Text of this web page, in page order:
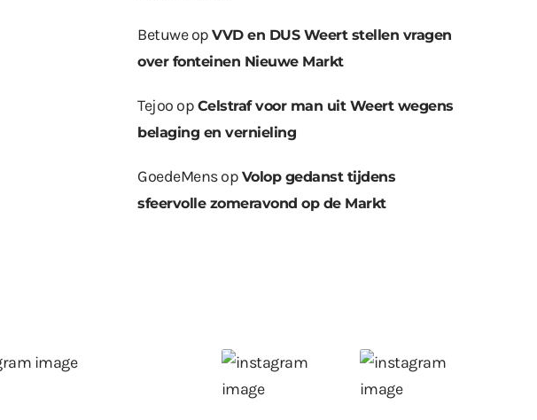
BetuweopVVD en DUS Weert stellen vragen
over fonteinen Nieuwe Markt
Tejoo op Celstraf voor man uit Weert wegens
belaging en vernieling
GoedeMensop Volop gedanst tijdens
sfeervolle zomeravond op de Markt